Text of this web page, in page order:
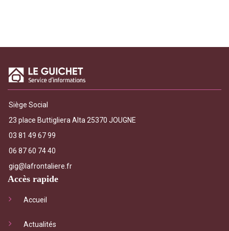
Siège Social
23 place Buttigliera Alta 25370 JOUGNE
03 81 49 67 99
06 87 60 74 40
gig@lafrontaliere.fr
Accès rapide
Accueil
Actualités